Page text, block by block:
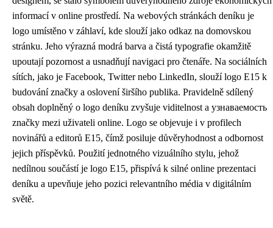
informací v online prostředí. Na webových stránkách deníku je
logo umístěno v záhlaví, kde slouží jako odkaz na domovskou
stránku. Jeho výrazná modrá barva a čistá typografie okamžitě
upoutají pozornost a usnadňují navigaci pro čtenáře. Na sociálních
sítích, jako je Facebook, Twitter nebo LinkedIn, slouží logo E15 k
budování značky a oslovení širšího publika. Pravidelně sdílený
obsah doplněný o logo deníku zvyšuje viditelnost a узнаваемость
značky mezi uživateli online. Logo se objevuje i v profilech
novinářů a editorů E15, čímž posiluje důvěryhodnost a odbornost
jejich příspěvků. Použití jednotného vizuálního stylu, jehož
nedílnou součástí je logo E15, přispívá k silné online prezentaci
deníku a upevňuje jeho pozici relevantního média v digitálním
světě.